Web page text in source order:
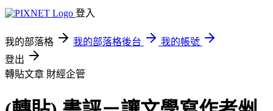
登入
我的部落格 我的部落格後台
我的帳號
登出
轉貼文章 財經企管